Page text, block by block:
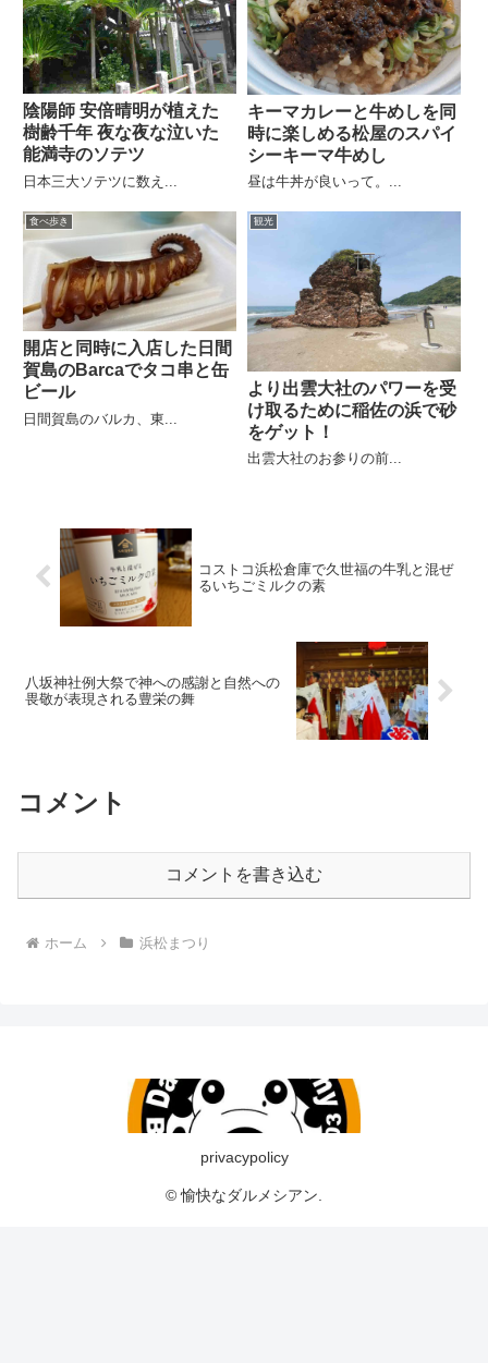
陰陽師 安倍晴明が植えた
樹齢千年 夜な夜な泣いた
能満寺のソテツ
日本三大ソテツに数え...
キーマカレーと牛めしを同
時に楽しめる松屋のスパイ
シーキーマ牛めし
昼は牛丼が良いって。...
食べ歩き
開店と同時に入店した日間
賀島のBarcaでタコ串と缶
ビール
日間賀島のバルカ、東...
観光
より出雲大社のパワーを受
け取るために稲佐の浜で砂
をゲット！
出雲大社のお参りの前...
コストコ浜松倉庫で久世福の牛乳と混ぜ
るいちごミルクの素
八坂神社例大祭で神への感謝と自然への
畏敬が表現される豊栄の舞
コメント
コメントを書き込む
ホーム 浜松まつり
privacypolicy
© 愉快なダルメシアン.